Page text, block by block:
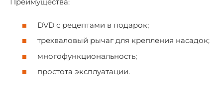
DVD с рецептами в подарок;
трехваловый рычаг для крепления насадок;
многофункциональность;
простота эксплуатации.